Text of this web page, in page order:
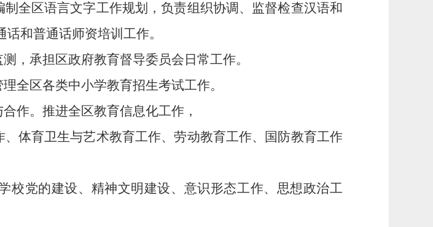
全区语言文字工作规划，负责组织协调、监督检查汉语和
和普通话师资培训工作。
，承担区政府教育督导委员会日常工作。
全区各类中小学教育招生考试工作。
作。推进全区教育信息化工作，
体育卫生与艺术教育工作、劳动教育工作、国防教育工作
校党的建设、精神文明建设、意识形态工作、思想政治工